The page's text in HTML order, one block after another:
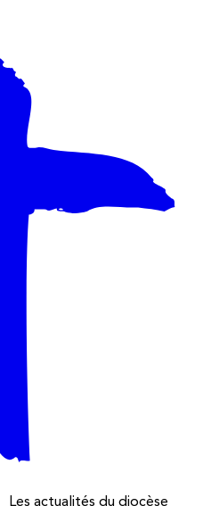
Les actualités du diocèse